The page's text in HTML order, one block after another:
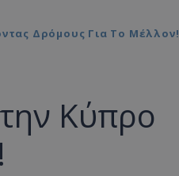
Δρόμους Για Το Μέλλον!
Κύπρο